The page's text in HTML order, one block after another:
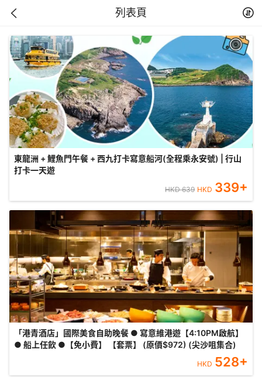
列表頁
東龍洲 + 鯉魚門午餐 + 西九打卡寫意船河(全程乘永安號) | 行山
打卡一天遊
HKD639 HKD 339+
「港青酒店」國際美食自助晚餐 ● 寫意維港遊【4:10PM啟航】
● 船上任飲 ●【免小費】 【套票】 (原價$972) (尖沙咀集合)
HKD 528+